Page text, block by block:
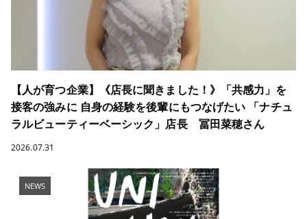
【人が育つ企業】《店長に聞きました！》「共感力」を
接客の強みに 自身の経験を後輩にもつなげたい 「ナチュ
ラルビューティーベーシック」店長 冨田菜穂さん
2026.07.31
NEWS